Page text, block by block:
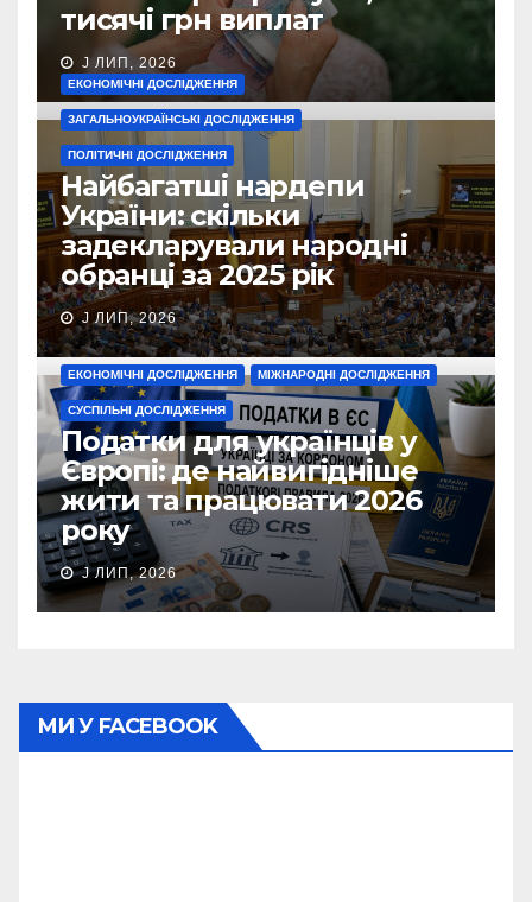
тисячі грн виплат
J ЛИП, 2026
ЕКОНОМІЧНІ ДОСЛІДЖЕННЯ
ЗАГАЛЬНОУКРАЇНСЬКІ ДОСЛІДЖЕННЯ
ПОЛІТИЧНІ ДОСЛІДЖЕННЯ
Найбагатші нардепи
України: скільки
задекларували народні
обранці за 2025 рік
J ЛИП, 2026
ЕКОНОМІЧНІ ДОСЛІДЖЕННЯ МІЖНАРОДНІ ДОСЛІДЖЕННЯ
СУСПІЛЬНІ ДОСЛІДЖЕННЯ
Податки для українців у
Європі: де найвигідніше
жити та працювати 2026
року
J ЛИП, 2026
МИ У FACEBOOK